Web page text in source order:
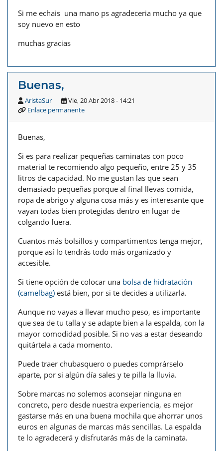
Si me echais una mano ps agradeceria mucho ya que
soy nuevo en esto
muchas gracias
Buenas,
AristaSur
Vie, 20 Abr 2018 - 14:21
Enlace permanente
Buenas,
Si es para realizar pequeñas caminatas con poco
material te recomiendo algo pequeño, entre 25 y 35
litros de capacidad. No me gustan las que sean
demasiado pequeñas porque al final llevas comida,
ropa de abrigo y alguna cosa más y es interesante que
vayan todas bien protegidas dentro en lugar de
colgando fuera.
Cuantos más bolsillos y compartimentos tenga mejor,
porque así lo tendrás todo más organizado y
accesible.
Si tiene opción de colocar una bolsa de hidratación
(camelbag) está bien, por si te decides a utilizarla.
Aunque no vayas a llevar mucho peso, es importante
que sea de tu talla y se adapte bien a la espalda, con la
mayor comodidad posible. Si no vas a estar deseando
quitártela a cada momento.
Puede traer chubasquero o puedes comprárselo
aparte, por si algún día sales y te pilla la lluvia.
Sobre marcas no solemos aconsejar ninguna en
concreto, pero desde nuestra experiencia, es mejor
gastarse más en una buena mochila que ahorrar unos
euros en algunas de marcas más sencillas. La espalda
te lo agradecerá y disfrutarás más de la caminata.